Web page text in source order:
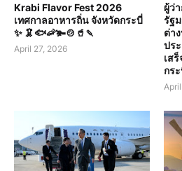
Krabi Flavor Fest 2026
เทศกาลอาหารถิ่น จังหวัดกระบี่
✨ 🦑🐟🦐🫚🍲🥤🍡
April 27, 2026
ผู้ว่
รัฐ
ต่า
ปร
เส
กร